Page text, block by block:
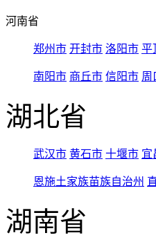
河南省
郑州市 开封市 洛阳市 平
南阳市 商丘市 信阳市 周
湖北省
武汉市 黄石市 十堰市 宜
恩施土家族苗族自治州
湖南省